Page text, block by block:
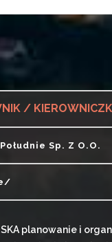
/
Sp. Z O.o.
planowanie i